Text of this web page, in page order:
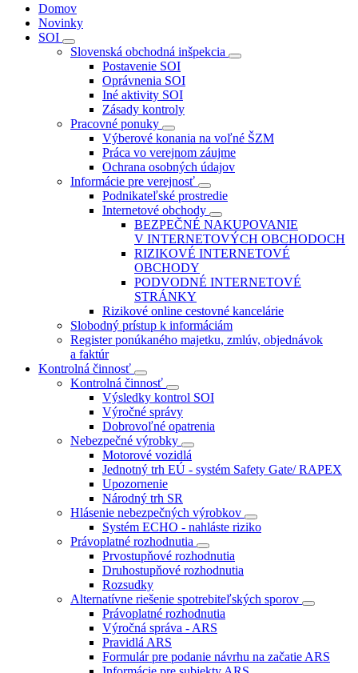
Domov
Novinky
SOI
Slovenská obchodná inšpekcia
Postavenie SOI
Oprávnenia SOI
Iné aktivity SOI
Zásady kontroly
Pracovné ponuky
Výberové konania na voľné ŠZM
Práca vo verejnom záujme
Ochrana osobných údajov
Informácie pre verejnosť
Podnikateľské prostredie
Internetové obchody
BEZPEČNÉ NAKUPOVANIE
V INTERNETOVÝCH OBCHODOCH
RIZIKOVÉ INTERNETOVÉ
OBCHODY
PODVODNÉ INTERNETOVÉ
STRÁNKY
Rizikové online cestovné kancelárie
Slobodný prístup k informáciám
Register ponúkaného majetku, zmlúv, objednávok
a faktúr
Kontrolná činnosť
Kontrolná činnosť
Výsledky kontrol SOI
Výročné správy
Dobrovoľné opatrenia
Nebezpečné výrobky
Motorové vozidlá
Jednotný trh EÚ - systém Safety Gate/ RAPEX
Upozornenie
Národný trh SR
Hlásenie nebezpečných výrobkov
Systém ECHO - nahláste riziko
Právoplatné rozhodnutia
Prvostupňové rozhodnutia
Druhostupňové rozhodnutia
Rozsudky
Alternatívne riešenie spotrebiteľských sporov
Právoplatné rozhodnutia
Výročná správa - ARS
Pravidlá ARS
Formulár pre podanie návrhu na začatie ARS